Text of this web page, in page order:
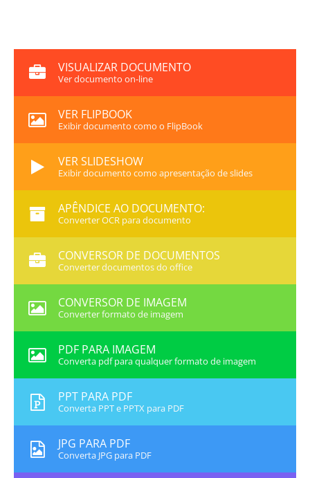
VISUALIZAR DOCUMENTO
Ver documento on-line
VER FLIPBOOK
Exibir documento como o FlipBook
VER SLIDESHOW
Exibir documento como apresentação de slides
APÊNDICE AO DOCUMENTO:
Converter OCR para documento
CONVERSOR DE DOCUMENTOS
Converter documentos do office
CONVERSOR DE IMAGEM
Converter formato de imagem
PDF PARA IMAGEM
Converta pdf para qualquer formato de imagem
PPT PARA PDF
Converta PPT e PPTX para PDF
JPG PARA PDF
Converta JPG para PDF